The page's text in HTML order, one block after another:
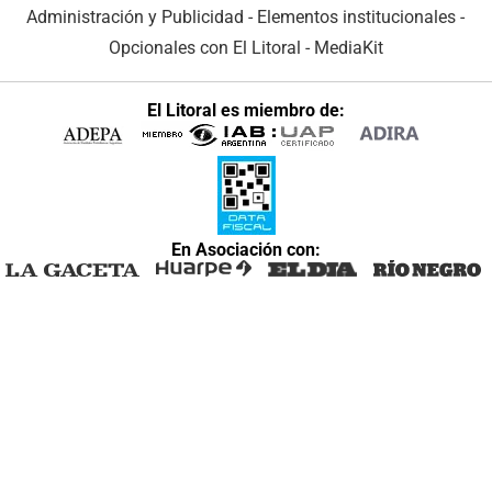
Administración y Publicidad - Elementos institucionales -
Opcionales con El Litoral - MediaKit
El Litoral es miembro de:
En Asociación con: